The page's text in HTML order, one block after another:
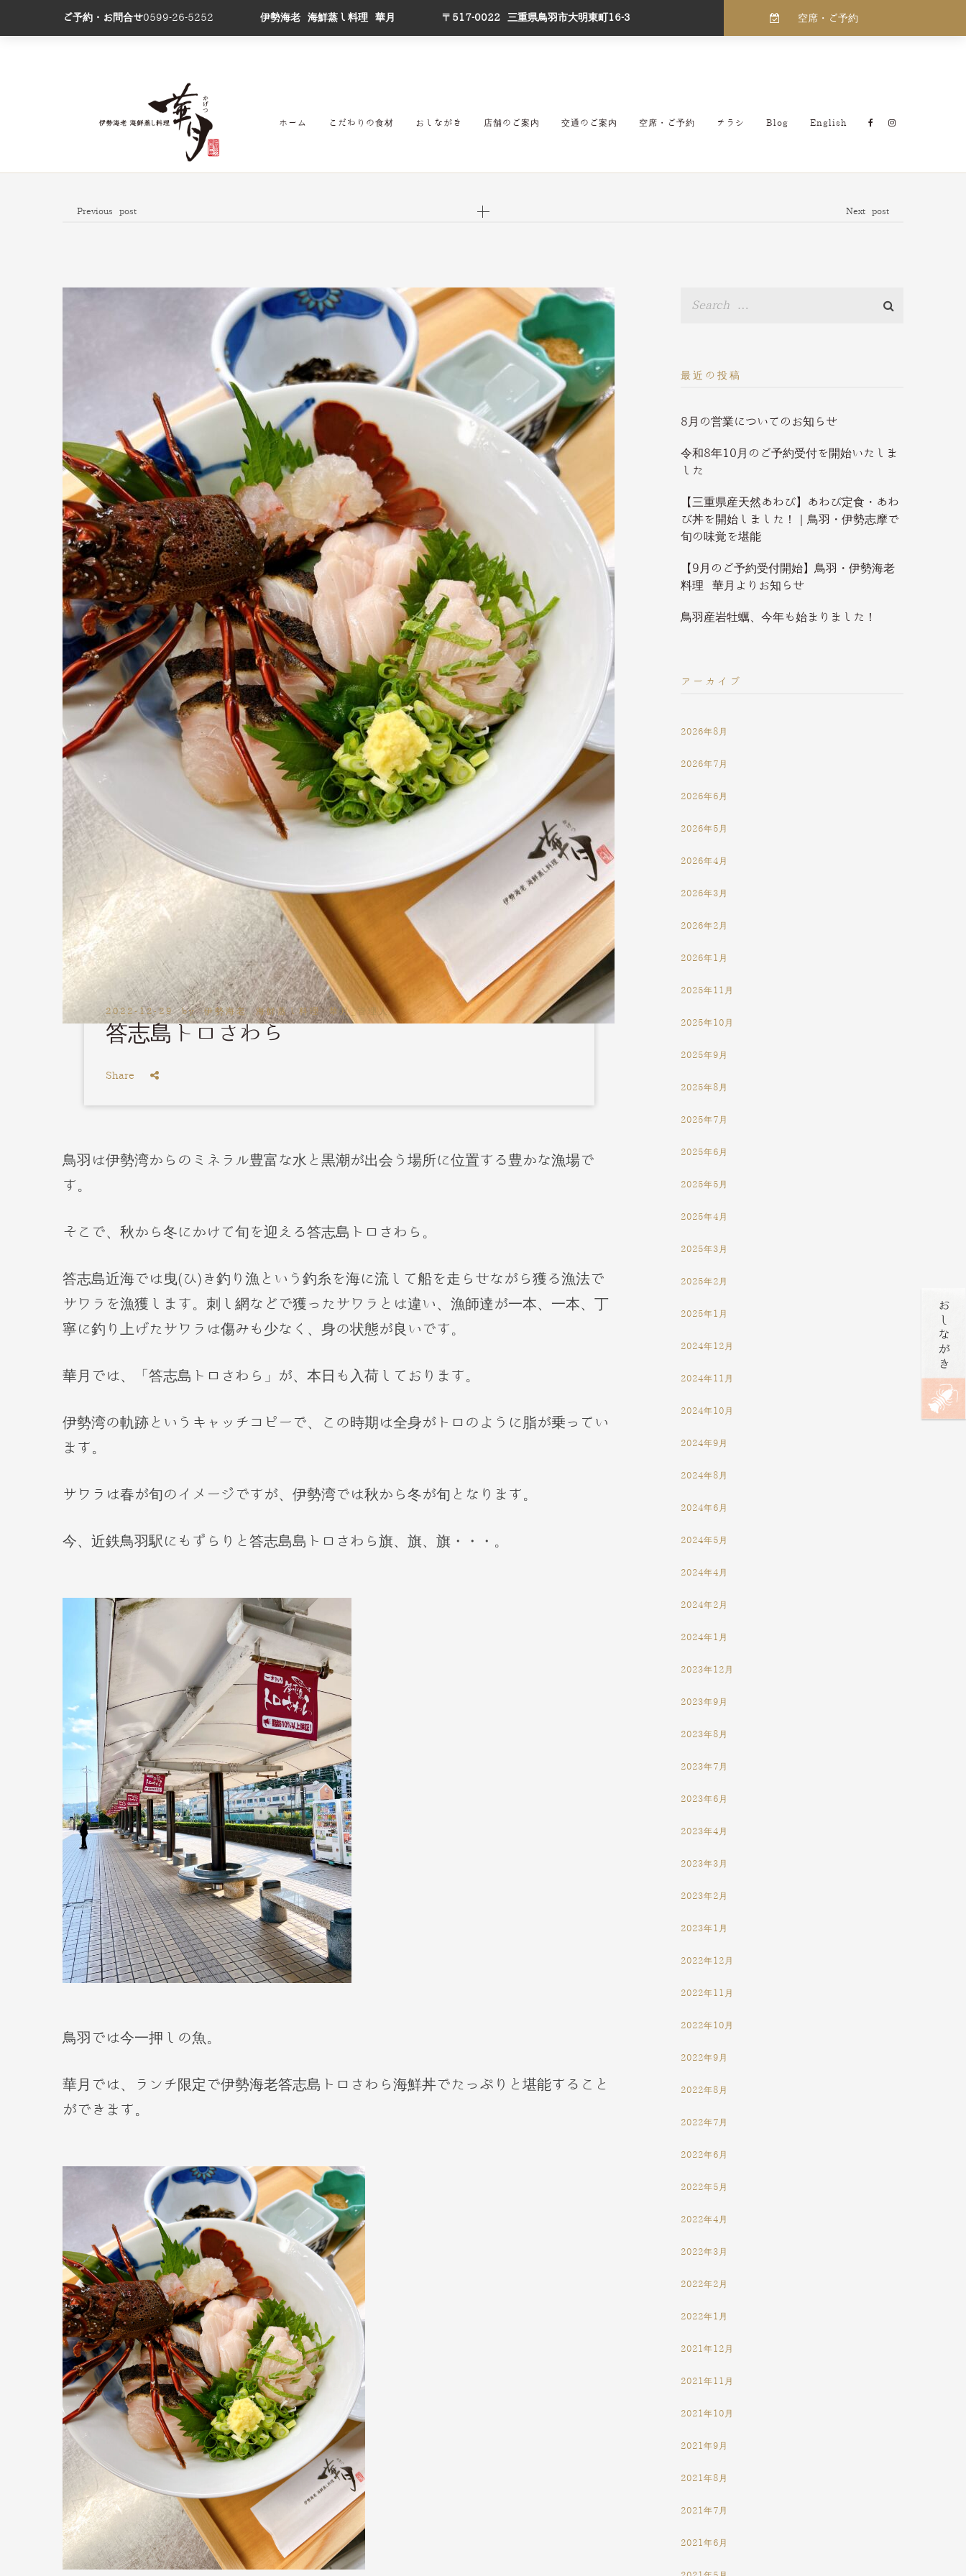
ご予約・お問合せ0599-26-5252 伊勢海老 海鮮蒸し料理 華月 〒517-0022 三重県鳥羽市大明東町16-3 空席・ご予約
ホーム こだわりの食材 おしながき 店舗のご案内 交通のご案内 空席・ご予約 チラシ Blog English
Previous post Next post
2022-12-29by伊勢海老 海鮮蒸し料理 華月_管理人
答志島トロさわら
Share
鳥羽は伊勢湾からのミネラル豊富な水と黒潮が出会う場所に位置する豊かな漁場で
す。
そこで、秋から冬にかけて旬を迎える答志島トロさわら。
答志島近海では曳(ひ)き釣り漁という釣糸を海に流して船を走らせながら獲る漁法で
サワラを漁獲します。刺し網などで獲ったサワラとは違い、漁師達が一本、一本、丁
寧に釣り上げたサワラは傷みも少なく、身の状態が良いです。
華月では、「答志島トロさわら」が、本日も入荷しております。
伊勢湾の軌跡というキャッチコピーで、この時期は全身がトロのように脂が乗ってい
ます。
サワラは春が旬のイメージですが、伊勢湾では秋から冬が旬となります。
今、近鉄鳥羽駅にもずらりと答志島島トロさわら旗、旗、旗・・・。
鳥羽では今一押しの魚。
華月では、ランチ限定で伊勢海老答志島トロさわら海鮮丼でたっぷりと堪能すること
ができます。
最近の投稿
8月の営業についてのお知らせ
令和8年10月のご予約受付を開始いたしま
した
【三重県産天然あわび】あわび定食・あわ
び丼を開始しました！｜鳥羽・伊勢志摩で
旬の味覚を堪能
【9月のご予約受付開始】鳥羽・伊勢海老
料理 華月よりお知らせ
鳥羽産岩牡蠣、今年も始まりました！
アーカイブ
2026年8月
2026年7月
2026年6月
2026年5月
2026年4月
2026年3月
2026年2月
2026年1月
2025年11月
2025年10月
2025年9月
2025年8月
2025年7月
2025年6月
2025年5月
2025年4月
2025年3月
2025年2月
2025年1月
2024年12月
2024年11月
2024年10月
2024年9月
2024年8月
2024年6月
2024年5月
2024年4月
2024年2月
2024年1月
2023年12月
2023年9月
2023年8月
2023年7月
2023年6月
2023年4月
2023年3月
2023年2月
2023年1月
2022年12月
2022年11月
2022年10月
2022年9月
2022年8月
2022年7月
2022年6月
2022年5月
2022年4月
2022年3月
2022年2月
2022年1月
2021年12月
2021年11月
2021年10月
2021年9月
2021年8月
2021年7月
2021年6月